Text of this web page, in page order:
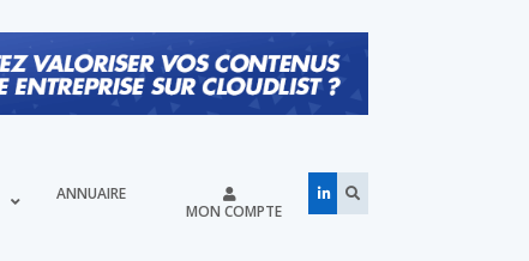
ANNUAIRE
MON COMPTE